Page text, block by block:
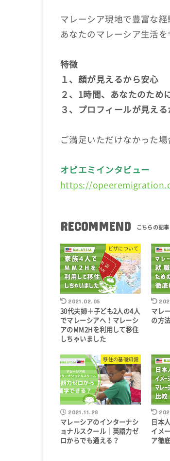
マレーシア現地で豊富な
あなたのマレーシア生活を
特徴
１、顔が見えるから安心
２、1時間、あなたのため
３、プロフィールが見え
ご満足いただけなかった
オピエミインタビュー
https://
RECOMMEND
ビザについて
2021.02.05
30代夫婦＋子ども2人の4人
でマレーシアへ！マレーシ
アのMM2Hを利用して移住
しちゃいました
マレ
の方
移住の基礎知識
2021.11.28
マレーシアのインターナシ
ョナルスクール｜英語力ゼ
ロからでも通える？
日本
イメ
ア徹